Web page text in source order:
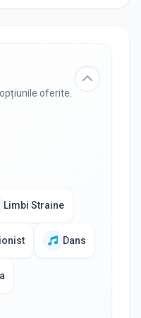
oferite.
Limbi Straine
Dans